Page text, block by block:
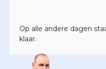
Op alle andere dagen
klaar.